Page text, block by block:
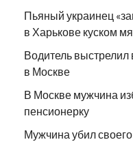
Пьяный украинец
в Харькове куском
Водитель
в Москве
В Москве мужчина
пенсионерку
Мужчина убил